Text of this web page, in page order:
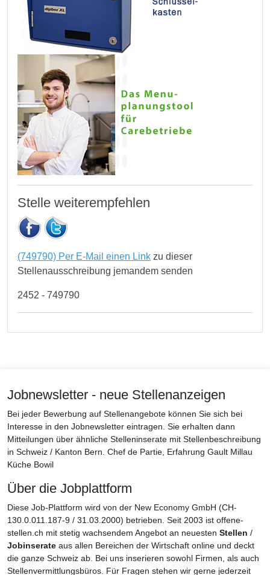
Stelle weiterempfehlen
(749790) Per E-Mail einen Link zu dieser
Stellenausschreibung jemandem senden
2452 - 749790
Jobnewsletter - neue Stellenanzeigen
Bei jeder Bewerbung auf Stellenangebote können Sie sich bei
Interesse in den Jobnewsletter eintragen. Sie erhalten dann
Mitteilungen über ähnliche Stelleninserate mit Stellenbeschreibung
in Schweiz / Kanton Bern. Chef de Partie, Erfahrung Gault Millau
Küche Bowil
Über die Jobplattform
Diese Job-Plattform wird von der New Economy GmbH (CH-
130.0.011.187-9 / 31.03.2000) betrieben. Seit 2003 ist offene-
stellen.ch mit stetig wachsendem Angebot an neuesten Stellen /
Jobinserate aus allen Bereichen der Wirtschaft online und deckt
die ganze Schweiz ab. Bei uns inserieren sowohl Firmen, als auch
Stellenvermittlungsbüros. Für Fragen stehen wir gerne jederzeit